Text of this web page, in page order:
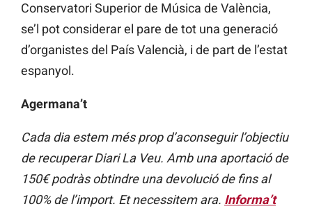
Conservatori Superior de Música de València,
se’l pot considerar el pare de tot una generació
d’organistes del País Valencià, i de part de l’estat
espanyol.
Agermana’t
Cada dia estem més prop d’aconseguir l’objectiu
de recuperar Diari La Veu. Amb una aportació de
150€ podràs obtindre una devolució de fins al
100% de l’import. Et necessitem ara. Informa’t